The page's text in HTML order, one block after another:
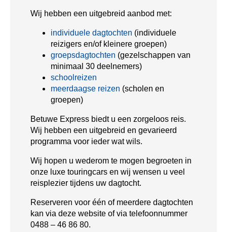
Wij hebben een uitgebreid aanbod met:
individuele dagtochten (individuele
reizigers en/of kleinere groepen)
groepsdagtochten (gezelschappen van
minimaal 30 deelnemers)
schoolreizen
meerdaagse reizen (scholen en
groepen)
Betuwe Express biedt u een zorgeloos reis.
Wij hebben een uitgebreid en gevarieerd
programma voor ieder wat wils.
Wij hopen u wederom te mogen begroeten in
onze luxe touringcars en wij wensen u veel
reisplezier tijdens uw dagtocht.
Reserveren voor één of meerdere dagtochten
kan via deze website of via telefoonnummer
0488 – 46 86 80.